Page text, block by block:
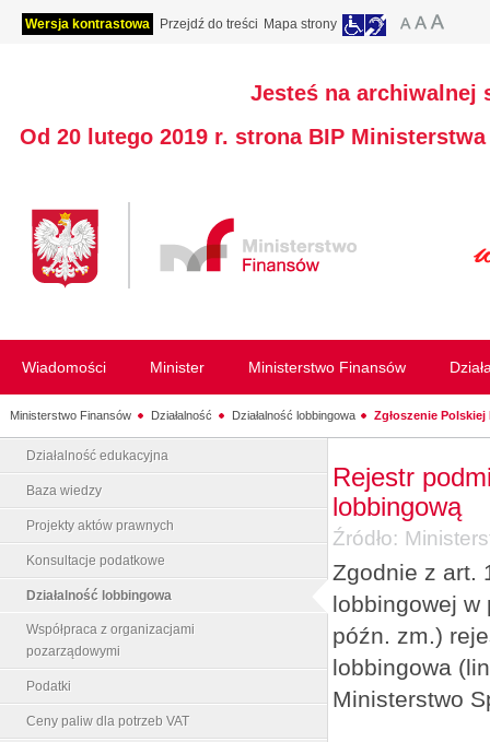
Wersja kontrastowa Przejdź do treści Mapa strony
Jesteś na archiwalnej
Od 20 lutego 2019 r. strona BIP
Wiadomości Minister Ministerstwo Finansów
Ministerstwo Finansów Działalność Działalność lobbingowa Zgłoszenie Polskiej
Działalność edukacyjna
Baza wiedzy
Projekty aktów prawnych
Konsultacje podatkowe
Działalność lobbingowa
Współpraca z organizacjami
pozarządowymi
Podatki
Ceny paliw dla potrzeb VAT
Rejestr
lobbingową
Źródło:
Zgodnie z art.
lobbingowej w
późn. zm.)
lobbingowa
Ministerstwo